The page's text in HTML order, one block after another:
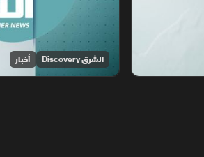
الشرق Discovery أخبار